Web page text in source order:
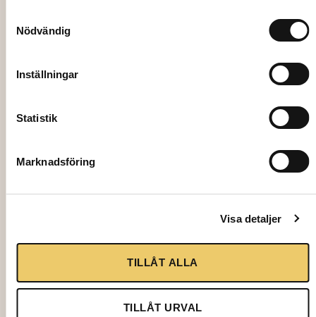
Nödvändig
Inställningar
Statistik
Marknadsföring
Visa detaljer
TILLÅT ALLA
TILLÅT URVAL
65,00kr
Add to cart